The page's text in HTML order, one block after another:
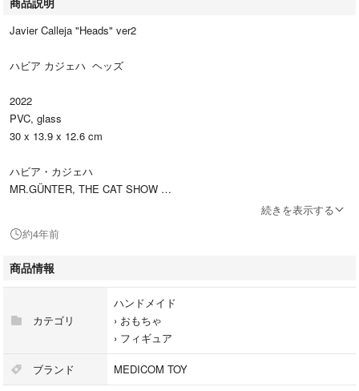
Javier Calleja "Heads" ver2
ハビア カジェハ ヘッズ
2022
PVC, glass
30 x 13.9 x 12.6 cm
ハビア・カジェハ
MR.GÜNTER, THE CAT SHOW
欠けるので段ボール上部だけ開けました。
レシートコピーも同封します。お支払いから24時間内に発送致します。
すり替え防止の為、返品、返金はいかなる理由があろうともお断りしま
す。予めご了承ください。
※高額商品の為、購入申請を付けます。承認にはお時間取りませんが、悪
い評価が付いている方や評価の数が少ない方は評価内容を確認させて頂い
続きを表示する
約4年前
商品情報
カテゴリ
ハンドメイド
› おもちゃ
› フィギュア
ブランド MEDICOM TOY